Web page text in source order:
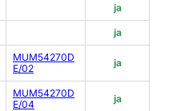
ja
ja
MUM54270D
E/02
ja
MUM54270D
E/04
ja